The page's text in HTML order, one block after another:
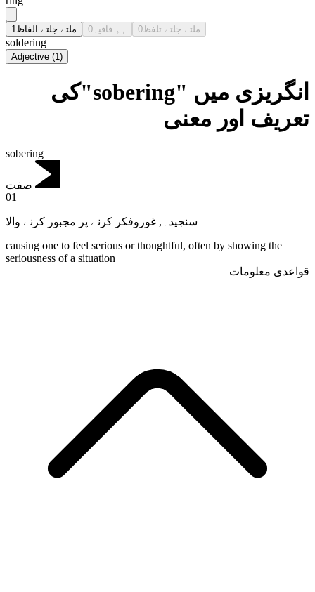
ملتے جلتے الفاظ 1 ہم قافیہ 0 ملتے جلتے تلفظ 0
soldering
Adjective (1)
انگریزی میں "sobering"کی
تعریف اور معنی
sobering
صفت
01
سنجیدہ , غوروفکر کرنے پر مجبور کرنے والا
causing one to feel serious or thoughtful, often by showing the
seriousness of a situation
قواعدی معلومات